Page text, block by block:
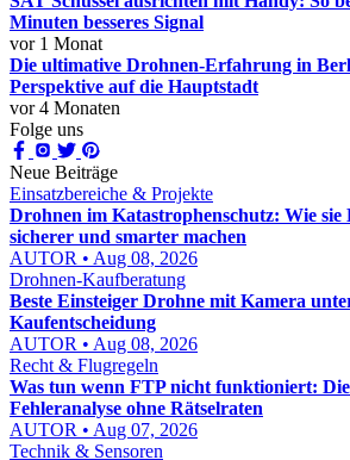
Minuten besseres Signal
vor 1 Monat
Die ultimative Drohnen-Erfahrung in
Perspektive auf die Hauptstadt
vor 4 Monaten
Folge uns
Neue Beiträge
Einsatzbereiche & Projekte
Drohnen im Katastrophenschutz: Wie sie
sicherer und smarter machen
AUTOR • Aug 08, 2026
Drohnen-Kaufberatung
Beste Einsteiger Drohne mit Kamera
Kaufentscheidung
AUTOR • Aug 08, 2026
Recht & Flugregeln
Was tun wenn FTP nicht funktioniert: Die
Fehleranalyse ohne Rätselraten
AUTOR • Aug 07, 2026
Technik & Sensoren